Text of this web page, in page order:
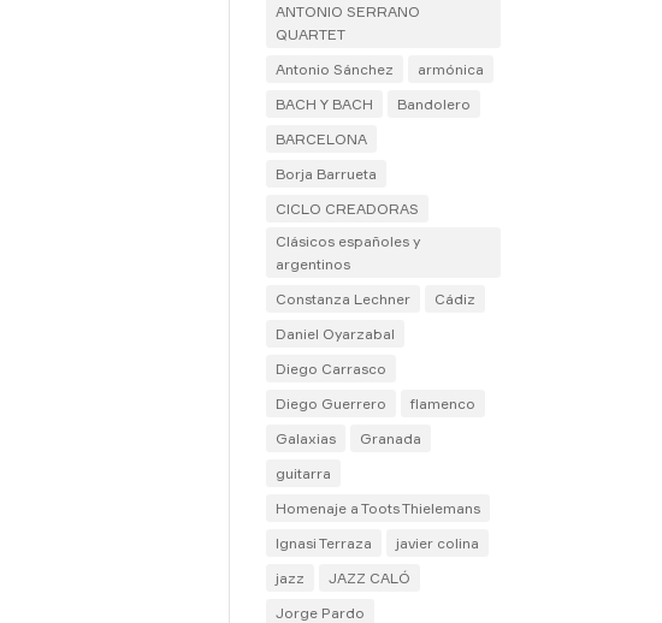
ANTONIO SERRANO
QUARTET
Antonio Sánchez
armónica
BACH Y BACH
Bandolero
BARCELONA
Borja Barrueta
CICLO CREADORAS
Clásicos españoles y
argentinos
Constanza Lechner
Cádiz
Daniel Oyarzabal
Diego Carrasco
Diego Guerrero
flamenco
Galaxias
Granada
guitarra
Homenaje a Toots Thielemans
Ignasi Terraza
javier colina
jazz
JAZZ CALÓ
Jorge Pardo